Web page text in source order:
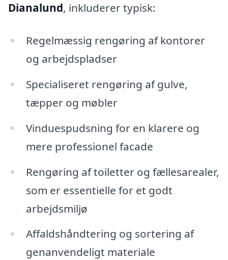
Dianalund, inkluderer typisk:
Regelmæssig rengøring af kontorer
og arbejdspladser
Specialiseret rengøring af gulve,
tæpper og møbler
Vinduespudsning for en klarere og
mere professionel facade
Rengøring af toiletter og fællesarealer,
som er essentielle for et godt
arbejdsmiljø
Affaldshåndtering og sortering af
genanvendeligt materiale